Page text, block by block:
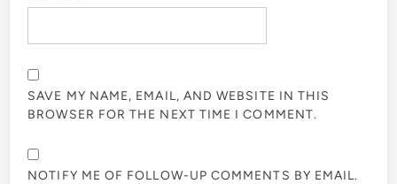
SAVE MY NAME, EMAIL, AND WEBSITE IN THIS
BROWSER FOR THE NEXT TIME I COMMENT.
NOTIFY ME OF FOLLOW-UP COMMENTS BY EMAIL.